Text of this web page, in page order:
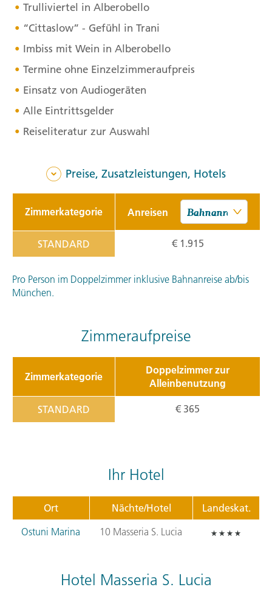
Trulliviertel in Alberobello
“Cittaslow” - Gefühl in Trani
Imbiss mit Wein in Alberobello
Termine ohne Einzelzimmeraufpreis
Einsatz von Audiogeräten
Alle Eintrittsgelder
Reiseliteratur zur Auswahl
Preise, Zusatzleistungen, Hotels
Zimmerkategorie Anreisen
STANDARD € 1.915
Pro Person im Doppelzimmer inklusive Bahnanreise ab/bis
München.
Zimmeraufpreise
Zimmerkategorie
Doppelzimmer zur
Alleinbenutzung
STANDARD € 365
Ihr Hotel
Ort Nächte/Hotel
Landeskat.
Ostuni Marina
10 Masseria S. Lucia
Hotel Masseria S. Lucia